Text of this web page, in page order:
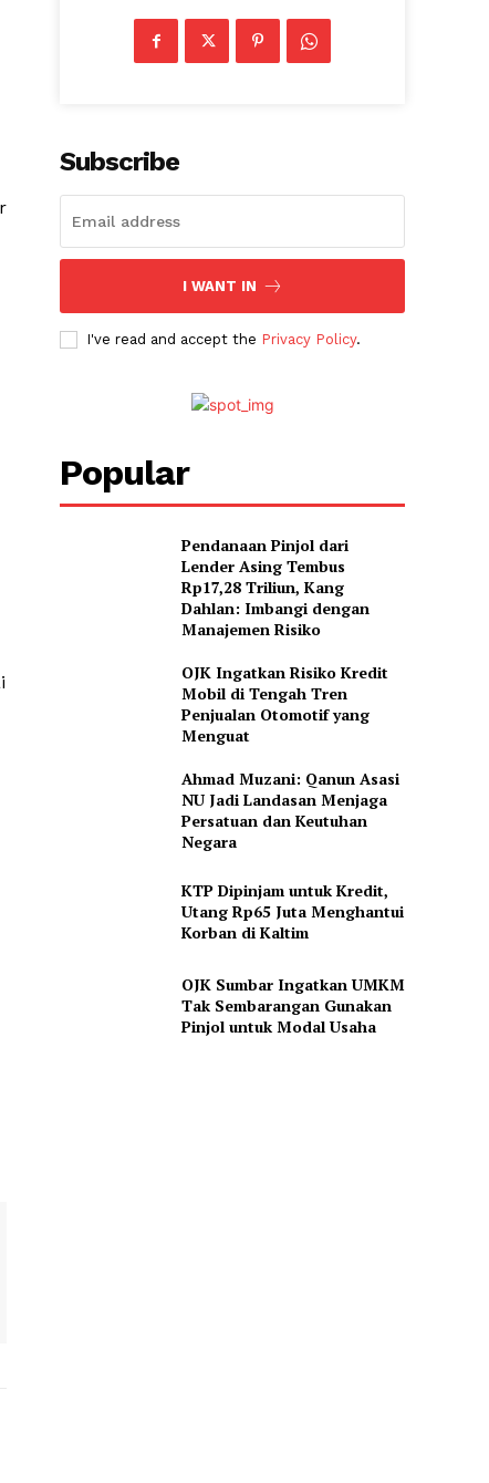
Subscribe
I WANT IN
I've read and accept the Privacy Policy.
Popular
Pendanaan Pinjol dari
Lender Asing Tembus
Rp17,28 Triliun, Kang
Dahlan: Imbangi dengan
Manajemen Risiko
OJK Ingatkan Risiko Kredit
Mobil di Tengah Tren
Penjualan Otomotif yang
Menguat
Ahmad Muzani: Qanun Asasi
NU Jadi Landasan Menjaga
Persatuan dan Keutuhan
Negara
KTP Dipinjam untuk Kredit,
Utang Rp65 Juta Menghantui
Korban di Kaltim
OJK Sumbar Ingatkan UMKM
Tak Sembarangan Gunakan
Pinjol untuk Modal Usaha